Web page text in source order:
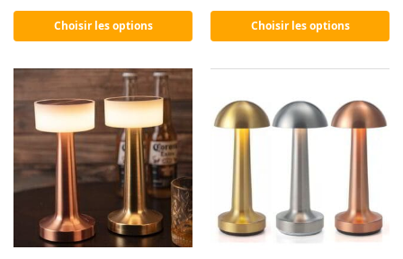
Choisir les options Choisir les options